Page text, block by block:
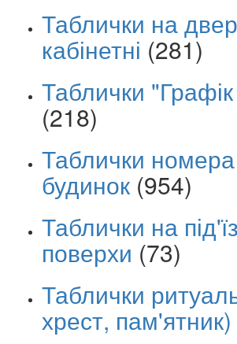
Таблички на
кабінетні (281)
Таблички
(218)
Таблички
будинок (954)
Таблички на
поверхи (73)
Таблички
хрест, пам'ятник)